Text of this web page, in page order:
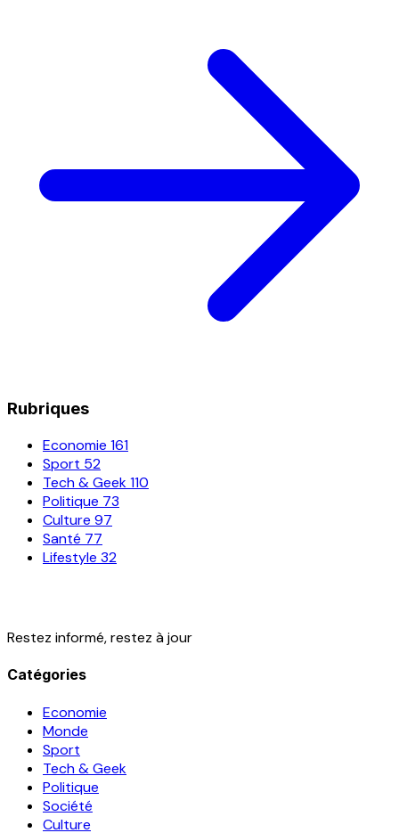
Rubriques
Economie 161
Sport 52
Tech & Geek110
Politique 73
Culture 97
Santé 77
Lifestyle 32
Restez informé, restez à jour
Catégories
Economie
Monde
Sport
Tech & Geek
Politique
Société
Culture